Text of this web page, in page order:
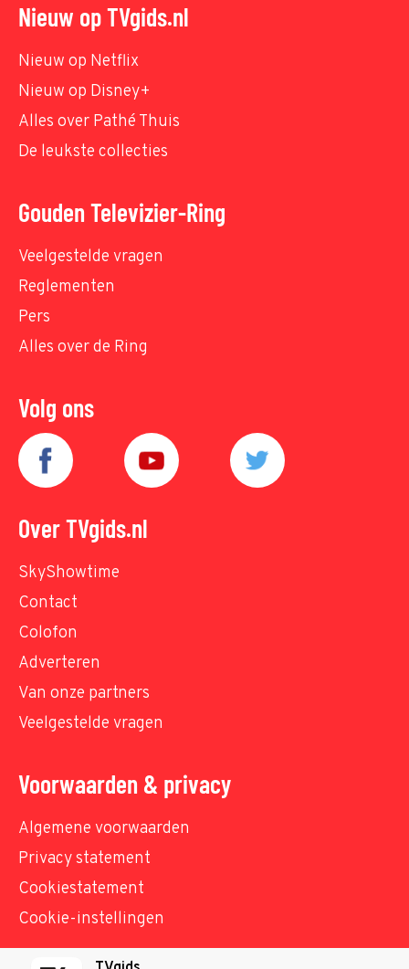
Nieuw op TVgids.nl
Nieuw op Netflix
Nieuw op Disney+
Alles over Pathé Thuis
De leukste collecties
Gouden Televizier-Ring
Veelgestelde vragen
Reglementen
Pers
Alles over de Ring
Volg ons
Over TVgids.nl
SkyShowtime
Contact
Colofon
Adverteren
Van onze partners
Veelgestelde vragen
Voorwaarden & privacy
Algemene voorwaarden
Privacy statement
Cookiestatement
Cookie-instellingen